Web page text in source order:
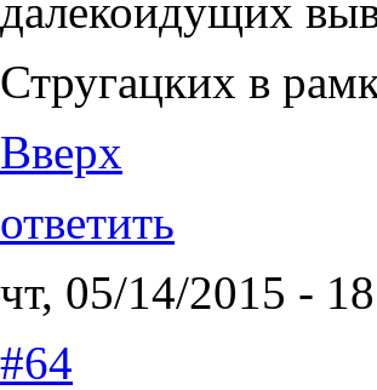
далекоидущих
Стругацких в
Вверх
ответить
чт, 05/14/2015 -
#64